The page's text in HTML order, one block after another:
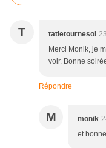
T tatietournesol
Merci Monik, je
voir. Bonne
Répondre
M monik
et